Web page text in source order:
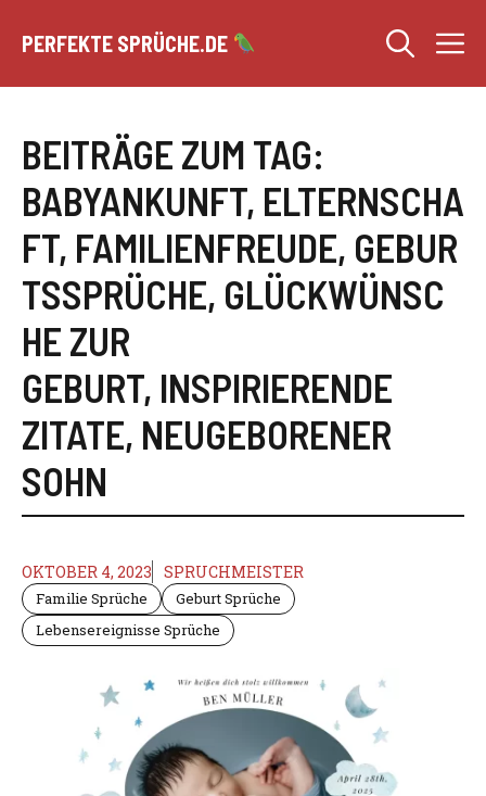
Inhalt
PERFEKTE SPRÜCHE.DE
BEITRÄGE ZUM TAG:
BABYANKUNFT, ELTERNSCHA
FT, FAMILIENFREUDE, GEBUR
TSSPRÜCHE, GLÜCKWÜNSC
HE ZUR
GEBURT, INSPIRIERENDE
ZITATE, NEUGEBORENER
SOHN
OKTOBER 4, 2023 SPRUCHMEISTER
Familie Sprüche
Geburt Sprüche
Lebensereignisse Sprüche